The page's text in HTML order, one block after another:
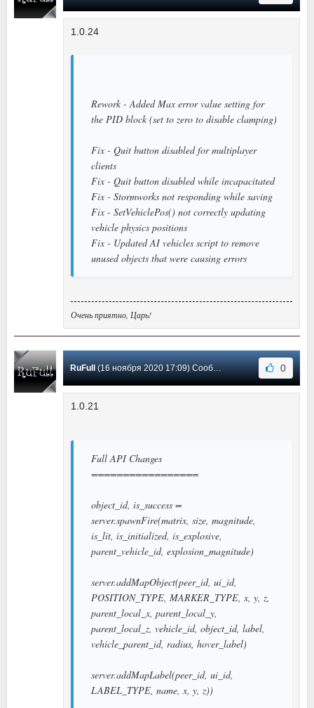
1.0.24
Rework - Added Max error value setting for
the PID block (set to zero to disable clamping)
Fix - Quit button disabled for multiplayer
clients
Fix - Quit button disabled while incapacitated
Fix - Stormworks not responding while saving
Fix - SetVehiclePos() not correctly updating
vehicle physics positions
Fix - Updated AI vehicles script to remove
unused objects that were causing errors
Очень приятно, Царь!
RuFull (16 ноября 2020 17:09) Сообщение #27 0
1.0.21
Full API Changes
=================
object_id, is_success =
server.spawnFire(matrix, size, magnitude,
is_lit, is_initialized, is_explosive,
parent_vehicle_id, explosion_magnitude)
server.addMapObject(peer_id, ui_id,
POSITION_TYPE, MARKER_TYPE, x, y, z,
parent_local_x, parent_local_y,
parent_local_z, vehicle_id, object_id, label,
vehicle_parent_id, radius, hover_label)
server.addMapLabel(peer_id, ui_id,
LABEL_TYPE, name, x, y, z))